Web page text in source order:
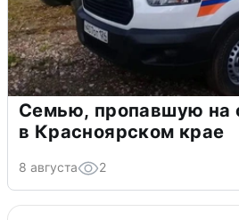
Семью, пропавшую на
в Красноярском крае
8 августа 2